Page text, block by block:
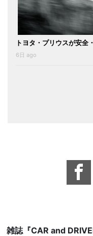
トヨタ・プリウスが安全
6日 ago
雑誌『CAR and